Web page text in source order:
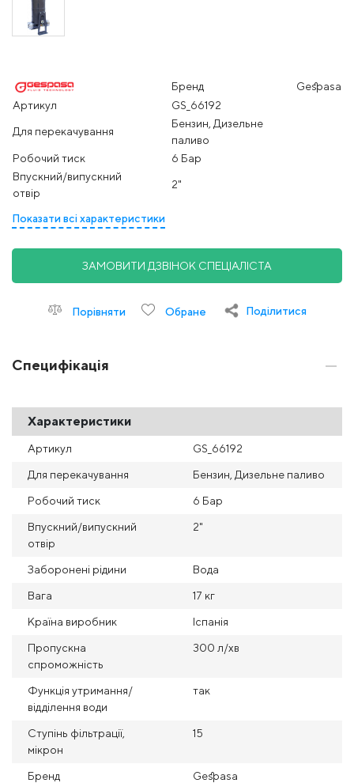
Бренд
Gespasa
Артикул
GS_66192
Для перекачування
Бензин, Дизельне
паливо
Робочий тиск
6 Бар
Впускний/випускний
отвір
2"
Показати всі характеристики
ЗАМОВИТИ ДЗВІНОК СПЕЦІАЛІСТА
Порівняти Обране Поділитися
Специфікація
Характеристики
Артикул GS_66192
Для перекачування Бензин, Дизельне паливо
Робочий тиск 6 Бар
Впускний/випускний
отвір
2"
Заборонені рідини Вода
Вага 17 кг
Країна виробник Іспанія
Пропускна
спроможність
300 л/хв
Функція утримання/
відділення води
так
Ступінь фільтрації,
мікрон
15
Бренд Gespasa